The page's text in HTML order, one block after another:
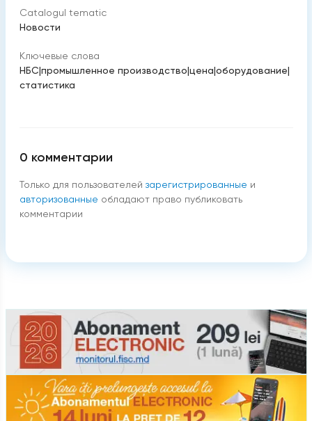
Catalogul tematic
Новости
Ключевые слова
НБС|промышленное производство|цена|оборудование|
статистика
0 комментарии
Только для пользователей зарегистрированные и
авторизованные обладают право публиковать
комментарии